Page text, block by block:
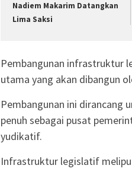
Nadiem Makarim Datangkan
Lima Saksi
Pembangunan infrastruktur
utama yang akan dibangun
Pembangunan ini dirancang
penuh sebagai pusat
yudikatif.
Infrastruktur legislatif